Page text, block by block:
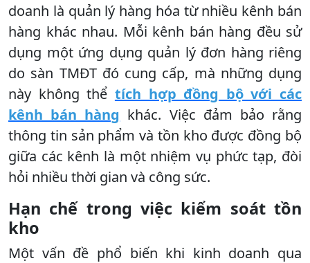
doanh là quản lý hàng hóa từ nhiều kênh bán
hàng khác nhau. Mỗi kênh bán hàng đều sử
dụng một ứng dụng quản lý đơn hàng riêng
do sàn TMĐT đó cung cấp, mà những dụng
này không thể tích hợp đồng bộ với các
kênh bán hàng khác. Việc đảm bảo rằng
thông tin sản phẩm và tồn kho được đồng bộ
giữa các kênh là một nhiệm vụ phức tạp, đòi
hỏi nhiều thời gian và công sức.
Hạn chế trong việc kiểm soát tồn
kho
Một vấn đề phổ biến khi kinh doanh qua